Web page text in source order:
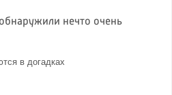
нечто очень
в догадках